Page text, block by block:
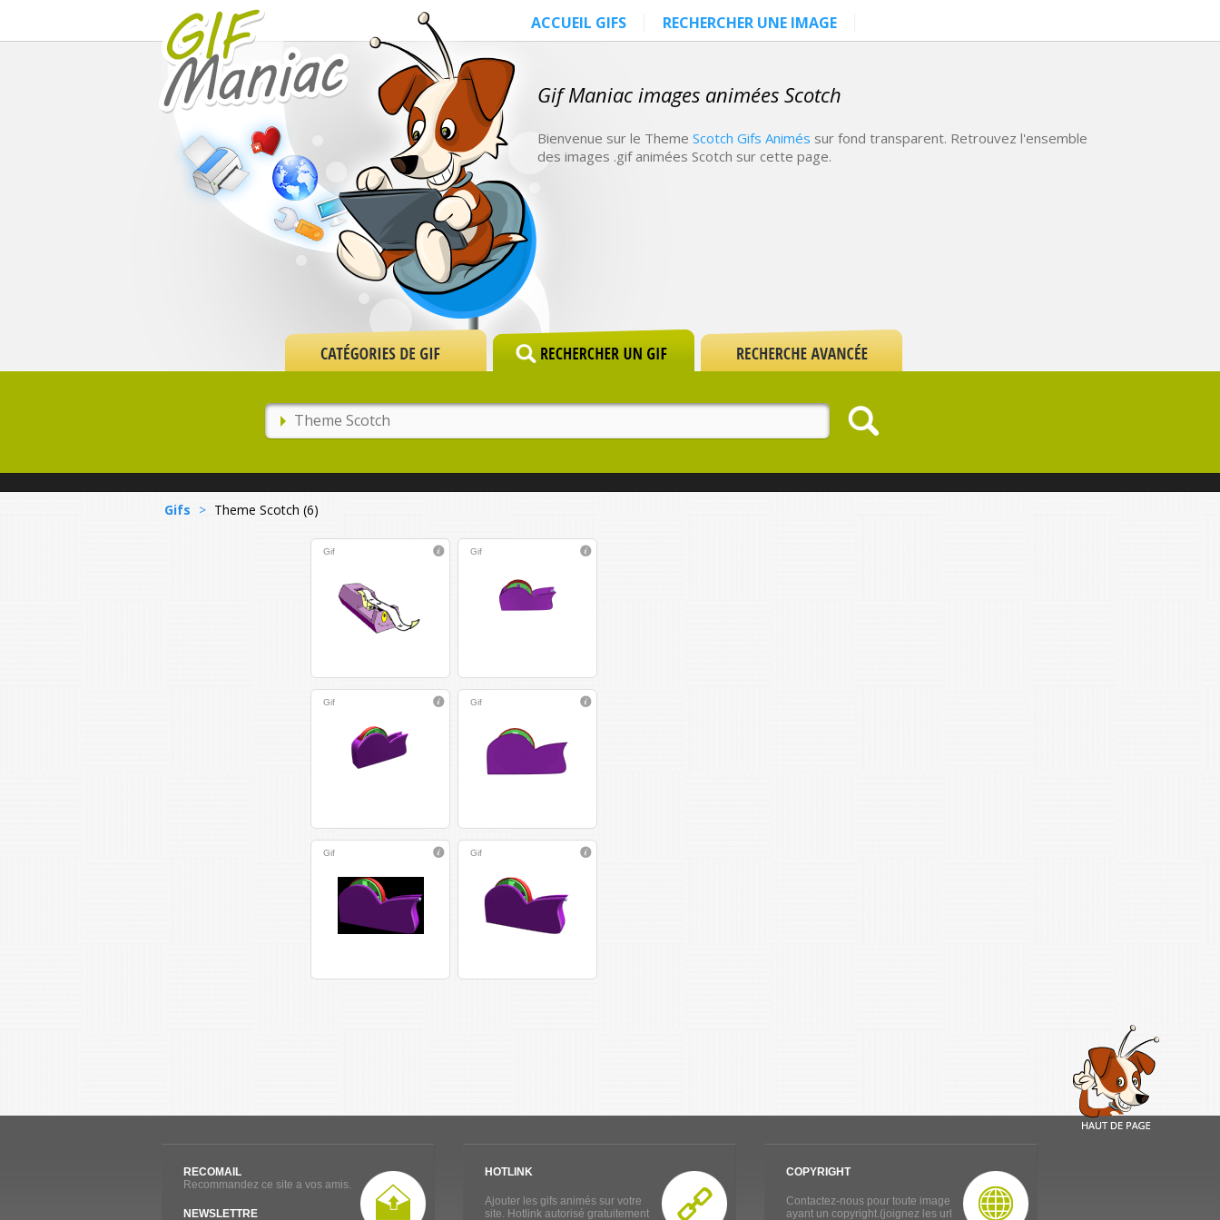
ACCUEIL GIFS RECHERCHER UNE IMAGE
Gif Maniac images animées Scotch
Bienvenue sur le Theme Scotch Gifs Animés sur fond transparent. Retrouvez l'ensemble
des images .gif animées Scotch sur cette page.
Gifs > Theme Scotch (6)
Gif Gif
Gif Gif
Gif Gif
RECOMAIL
Recommandez ce site a vos amis.
NEWSLETTRE
HOTLINK
Ajouter les gifs animés sur votre
site. Hotlink autorisé gratuitement
COPYRIGHT
Contactez-nous pour toute image
ayant un copyright.(joignez les url